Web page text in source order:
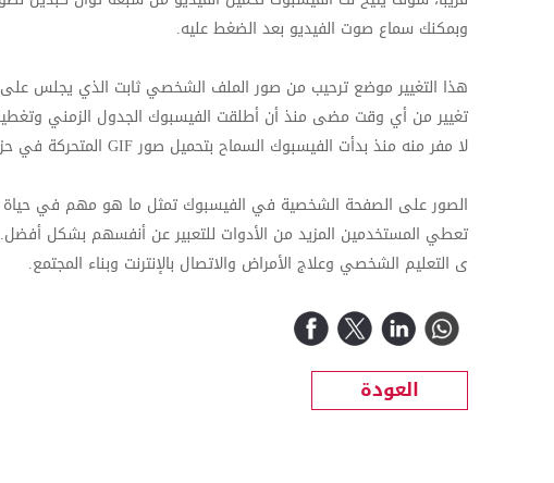
وبمكنك سماع صوت الفيديو بعد الضغط عليه.
هذا التغيير موضع ترحيب من صور الملف الشخصي ثابت الذي يجلس
لا مفر منه منذ بدأت الفيسبوك السماح بتحميل صور GIF المتحركة في حزيران.
الصور على الصفحة الشخصية في الفيسبوك تمثل ما هو مهم في حياة
تعطي المستخدمين المزيد من الأدوات للتعبير عن أنفسهم بشكل أفضل.
ى التعليم الشخصي وعلاج الأمراض والاتصال بالإنترنت وبناء المجتمع.
العودة